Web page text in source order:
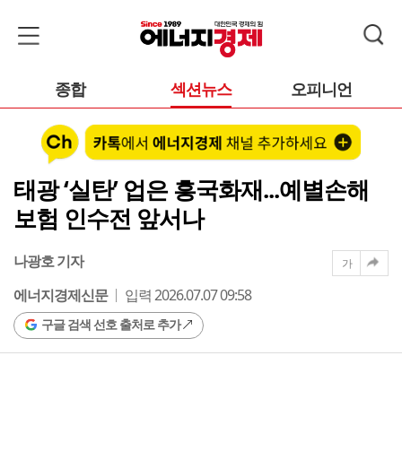
종합 섹션뉴스 오피니언
태광 ‘실탄’ 업은 흥국화재...예별손해
보험 인수전 앞서나
나광호 기자
에너지경제신문
입력 2026.07.07 09:58
구글 검색 선호 출처로 추가
가